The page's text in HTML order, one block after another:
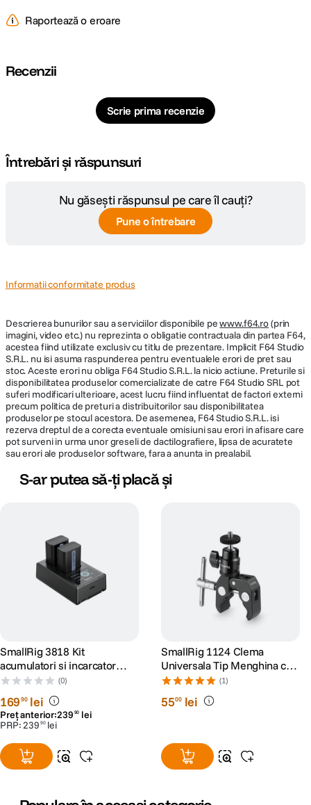
Raportează o eroare
Recenzii
Scrie prima recenzie
Întrebări și răspunsuri
Nu găsești răspunsul pe care îl cauți?
Pune o întrebare
Informatii conformitate produs
Descrierea bunurilor sau a serviciilor disponibile pewww.f64.ro(prin
imagini, video etc.) nu reprezinta o obligatie contractuala din partea F64,
acestea fiind utilizate exclusiv cu titlu de prezentare. Implicit F64 Studio
S.R.L. nu isi asuma raspunderea pentru eventualele erori de pret sau
stoc. Aceste erori nu obliga F64 Studio S.R.L. la nicio actiune. Preturile si
disponibilitatea produselor comercializate de catre F64 Studio SRL pot
suferi modificari ulterioare, acest lucru fiind influentat de factori externi
precum politica de preturi a distribuitorilor sau disponibilitatea
produselor pe stocul acestora. De asemenea, F64 Studio S.R.L. isi
rezerva dreptul de a corecta eventuale omisiuni sau erori in afisare care
pot surveni in urma unor greseli de dactilografiere, lipsa de acuratete
sau erori ale produselor software, fara a anunta in prealabil.
S-ar putea să-ți placă și
SmallRig 3818 Kit
acumulatori si incarcator
pentru Sony NP-FW50
(0)
16990 lei
Preț anterior:239 90 lei
PRP:239 90 lei
SmallRig 1124 Clema
Universala Tip Menghina cu
Cap Bila
(1)
5500 lei